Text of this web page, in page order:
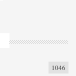
1046